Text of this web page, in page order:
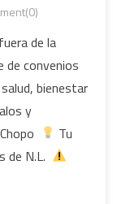
de la
de convenios
bienestar
y
Tu
de N.L.